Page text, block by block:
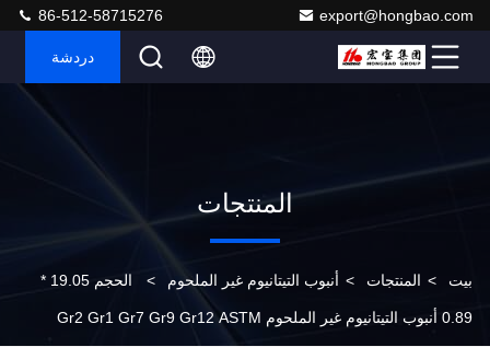
export@hongbao.com
86-512-58715276
دردشة
المنتجات
بيت > المنتجات > أنبوب التيتانيوم غير الملحوم > الحجم 19.05 *
0.89 أنبوب التيتانيوم غير الملحوم Gr2 Gr1 Gr7 Gr9 Gr12 ASTM